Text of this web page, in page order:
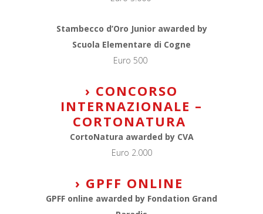
Stambecco d’Oro Junior awarded by
Scuola Elementare di Cogne
Euro 500
› CONCORSO
INTERNAZIONALE –
CORTONATURA
CortoNatura awarded by CVA
Euro 2.000
› GPFF ONLINE
GPFF online awarded by Fondation Grand